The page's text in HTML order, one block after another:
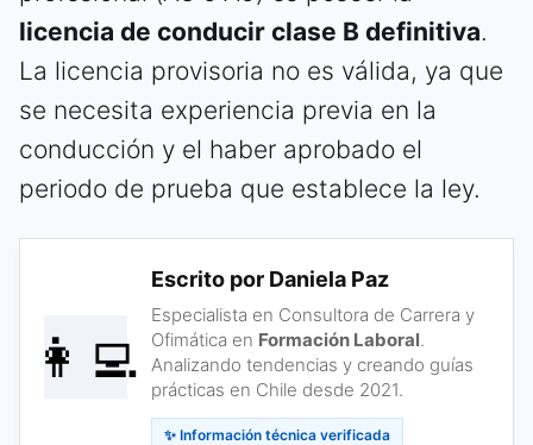
licencia de conducir clase B definitiva.
La licencia provisoria no es válida, ya que
se necesita experiencia previa en la
conducción y el haber aprobado el
periodo de prueba que establece la ley.
👩‍💻
Escrito por Daniela Paz
Especialista en Consultora de Carrera y
Ofimática en Formación Laboral.
Analizando tendencias y creando guías
prácticas en Chile desde 2021.
✨ Información técnica verificada